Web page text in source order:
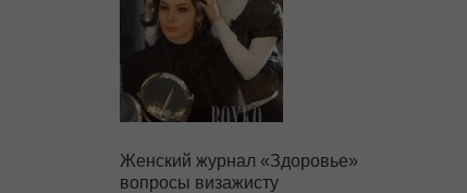
Женский журнал «Здоровье»
вопросы визажисту